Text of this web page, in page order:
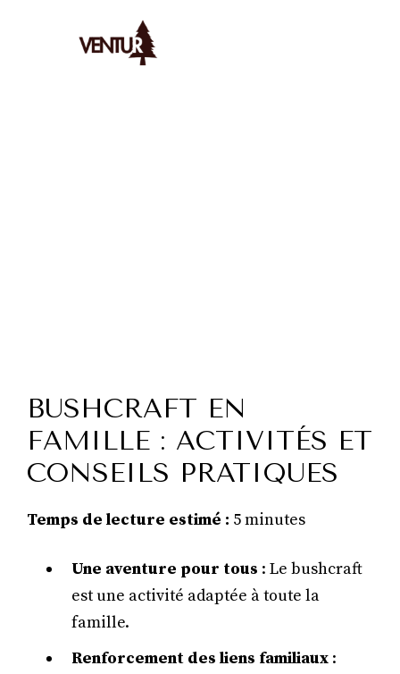
BUSHCRAFT EN
FAMILLE : ACTIVITÉS ET
CONSEILS PRATIQUES
Temps de lecture estimé : 5 minutes
Une aventure pour tous : Le bushcraft
est une activité adaptée à toute la
famille.
Renforcement des liens familiaux :